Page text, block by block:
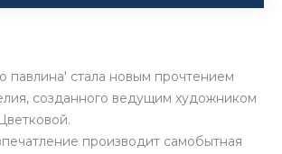
павлина' стала новым прочтением
созданного ведущим художником
производит самобытная